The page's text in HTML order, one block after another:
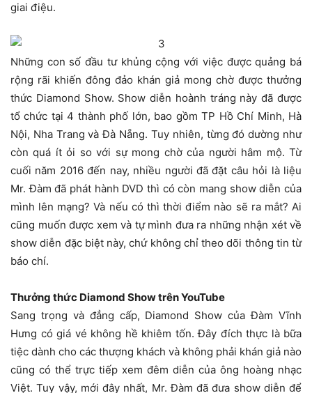
giai điệu.
Những con số đầu tư khủng cộng với việc được quảng bá
rộng rãi khiến đông đảo khán giả mong chờ được thưởng
thức Diamond Show. Show diễn hoành tráng này đã được
tổ chức tại 4 thành phố lớn, bao gồm TP Hồ Chí Minh, Hà
Nội, Nha Trang và Đà Nẵng. Tuy nhiên, từng đó dường như
còn quá ít ỏi so với sự mong chờ của người hâm mộ. Từ
cuối năm 2016 đến nay, nhiều người đã đặt câu hỏi là liệu
Mr. Đàm đã phát hành DVD thì có còn mang show diễn của
mình lên mạng? Và nếu có thì thời điểm nào sẽ ra mắt? Ai
cũng muốn được xem và tự mình đưa ra những nhận xét về
show diễn đặc biệt này, chứ không chỉ theo dõi thông tin từ
báo chí.
Thưởng thức Diamond Show trên YouTube
Sang trọng và đẳng cấp, Diamond Show của Đàm Vĩnh
Hưng có giá vé không hề khiêm tốn. Đây đích thực là bữa
tiệc dành cho các thượng khách và không phải khán giả nào
cũng có thể trực tiếp xem đêm diễn của ông hoàng nhạc
Việt. Tuy vậy, mới đây nhất, Mr. Đàm đã đưa show diễn để